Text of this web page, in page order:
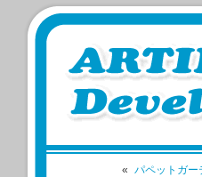
« パペットガー